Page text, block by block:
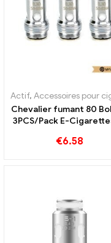
Actif, Accessoires pour cigarettes
Chevalier fumant 80
3PCS/Pack E-
€6.58